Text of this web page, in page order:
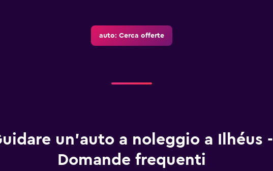
auto: Cerca offerte
un'auto a noleggio a Ilhéus -
Domande frequenti